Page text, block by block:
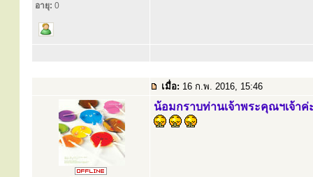
อายุ: 0
เมื่อ: 16 ก.พ. 2016, 15:46
น้อมกราบท่านเจ้าพระคุณฯเจ้าค่